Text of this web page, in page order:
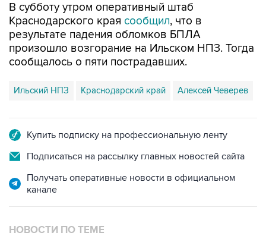
В субботу утром оперативный штаб
Краснодарского края сообщил, что в
результате падения обломков БПЛА
произошло возгорание на Ильском НПЗ. Тогда
сообщалось о пяти пострадавших.
Ильский НПЗ Краснодарский край Алексей Чеверев
Купить подписку на профессиональную ленту
Подписаться на рассылку главных новостей сайта
Получать оперативные новости в официальном
канале
НОВОСТИ ПО ТЕМЕ